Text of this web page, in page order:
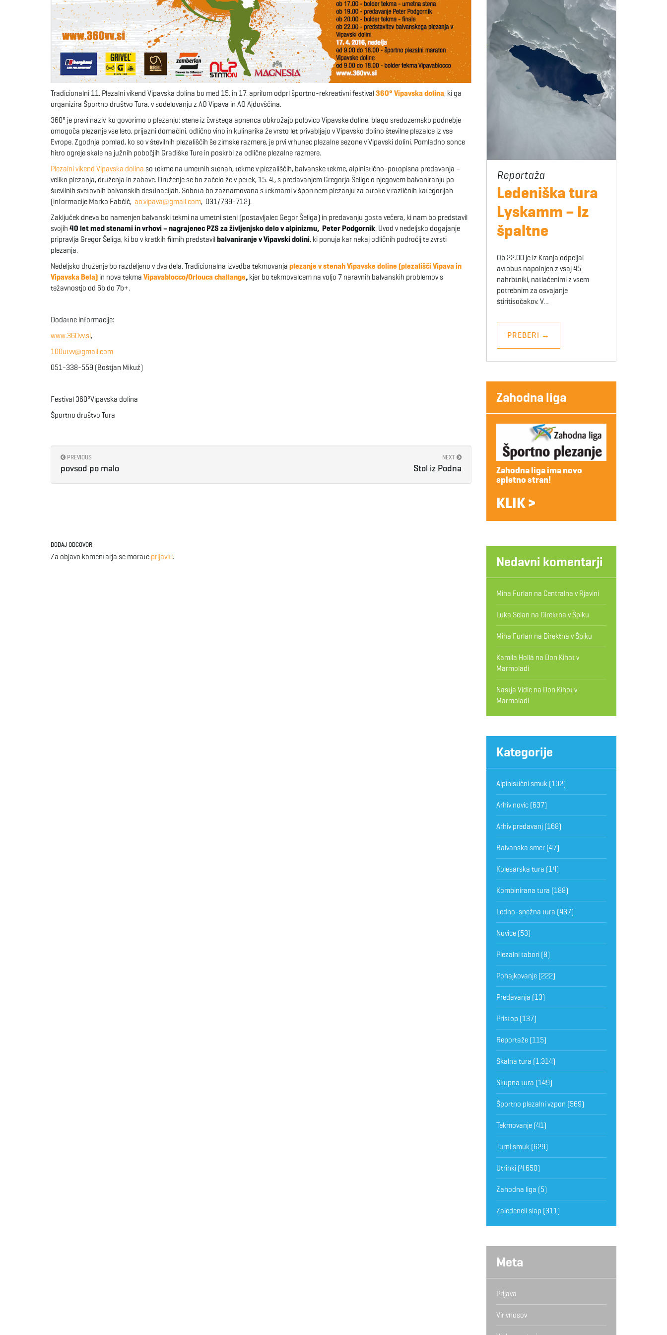
Tradicionalni 11. Plezalni vikend Vipavska dolina bo med 15. in 17. aprilom odprl športno-rekreativni festival360° Vipavska dolina, ki ga
organizira Športno društvo Tura, v sodelovanju z AO Vipava in AO Ajdovščina.
360° je pravi naziv, ko govorimo o plezanju: stene iz čvrstega apnenca obkrožajo polovico Vipavske doline, blago sredozemsko podnebje
omogoča plezanje vse leto, prijazni domačini, odlično vino in kulinarika že vrsto let privabljajo v Vipavsko dolino številne plezalce iz vse
Evrope. Zgodnja pomlad, ko so v številnih plezališčih še zimske razmere, je prvi vrhunec plezalne sezone v Vipavski dolini. Pomladno sonce
hitro ogreje skale na južnih pobočjih Gradiške Ture in poskrbi za odlične plezalne razmere.
Plezalni vikend Vipavska dolina so tekme na umetnih stenah, tekme v plezališčih, balvanske tekme, alpinistično-potopisna predavanja –
veliko plezanja, druženja in zabave. Druženje se bo začelo že v petek, 15. 4., s predavanjem Gregorja Šelige o njegovem balvaniranju po
številnih svetovnih balvanskih destinacijah. Sobota bo zaznamovana s tekmami v športnem plezanju za otroke v različnih kategorijah
(informacije Marko Fabčič, ao.vipava@gmail.com, 031/739-712).
Zaključek dneva bo namenjen balvanski tekmi na umetni steni (postavljalec Gegor Šeliga) in predavanju gosta večera, ki nam bo predstavil
svojih 40 let med stenami in vrhovi – nagrajenec PZS za življenjsko delo v alpinizmu, Peter Podgornik. Uvod v nedeljsko dogajanje
pripravlja Gregor Šeliga, ki bo v kratkih filmih predstavilbalvaniranje v Vipavski dolini, ki ponuja kar nekaj odličnih področij te zvrsti
plezanja.
Nedeljsko druženje bo razdeljeno v dva dela. Tradicionalna izvedba tekmovanja plezanje v stenah Vipavske doline (plezališči Vipava in
Vipavska Bela) in nova tekma Vipavablocco/Orlouca challange, kjer bo tekmovalcem na voljo 7 naravnih balvanskih problemov s
težavnostjo od 6b do 7b+.
Dodatne informacije:
www.360vv.si,
100utvv@gmail.com
051-338-559 (Boštjan Mikuž)
Festival 360°Vipavska dolina
Športno društvo Tura
PREVIOUS
povsod po malo
NEXT
Stol iz Podna
DODAJ ODGOVOR
Za objavo komentarja se morate prijaviti.
Ledeniška tura
Lyskamm – Iz
špaltne
Ob 22.00 je iz Kranja odpeljal
avtobus napolnjen z vsaj 45
nahrbtniki, natlačenimi z vsem
potrebnim za osvajanje
štiritisočakov. V…
PREBERI →
Zahodna liga
Zahodna liga ima novo
spletno stran!
KLIK >
Nedavni komentarji
Miha Furlan na Centralna v Rjavini
Luka Selan na Direktna v Špiku
Miha Furlan na Direktna v Špiku
Kamila Hollá na Don Kihot v
Marmoladi
Nastja Vidicna Don Kihot v
Marmoladi
Kategorije
Alpinistični smuk(102)
Arhiv novic(637)
Arhiv predavanj(168)
Balvanska smer(47)
Kolesarska tura (14)
Kombinirana tura (188)
Ledno-snežna tura (437)
Novice(53)
Plezalni tabori(8)
Pohajkovanje(222)
Predavanja (13)
Pristop (137)
Reportaže(115)
Skalna tura (1.314)
Skupna tura (149)
Športno plezalni vzpon (569)
Tekmovanje(41)
Turni smuk(629)
Utrinki(4.650)
Zahodna liga (5)
Zaledeneli slap (311)
Meta
Prijava
Vir vnosov